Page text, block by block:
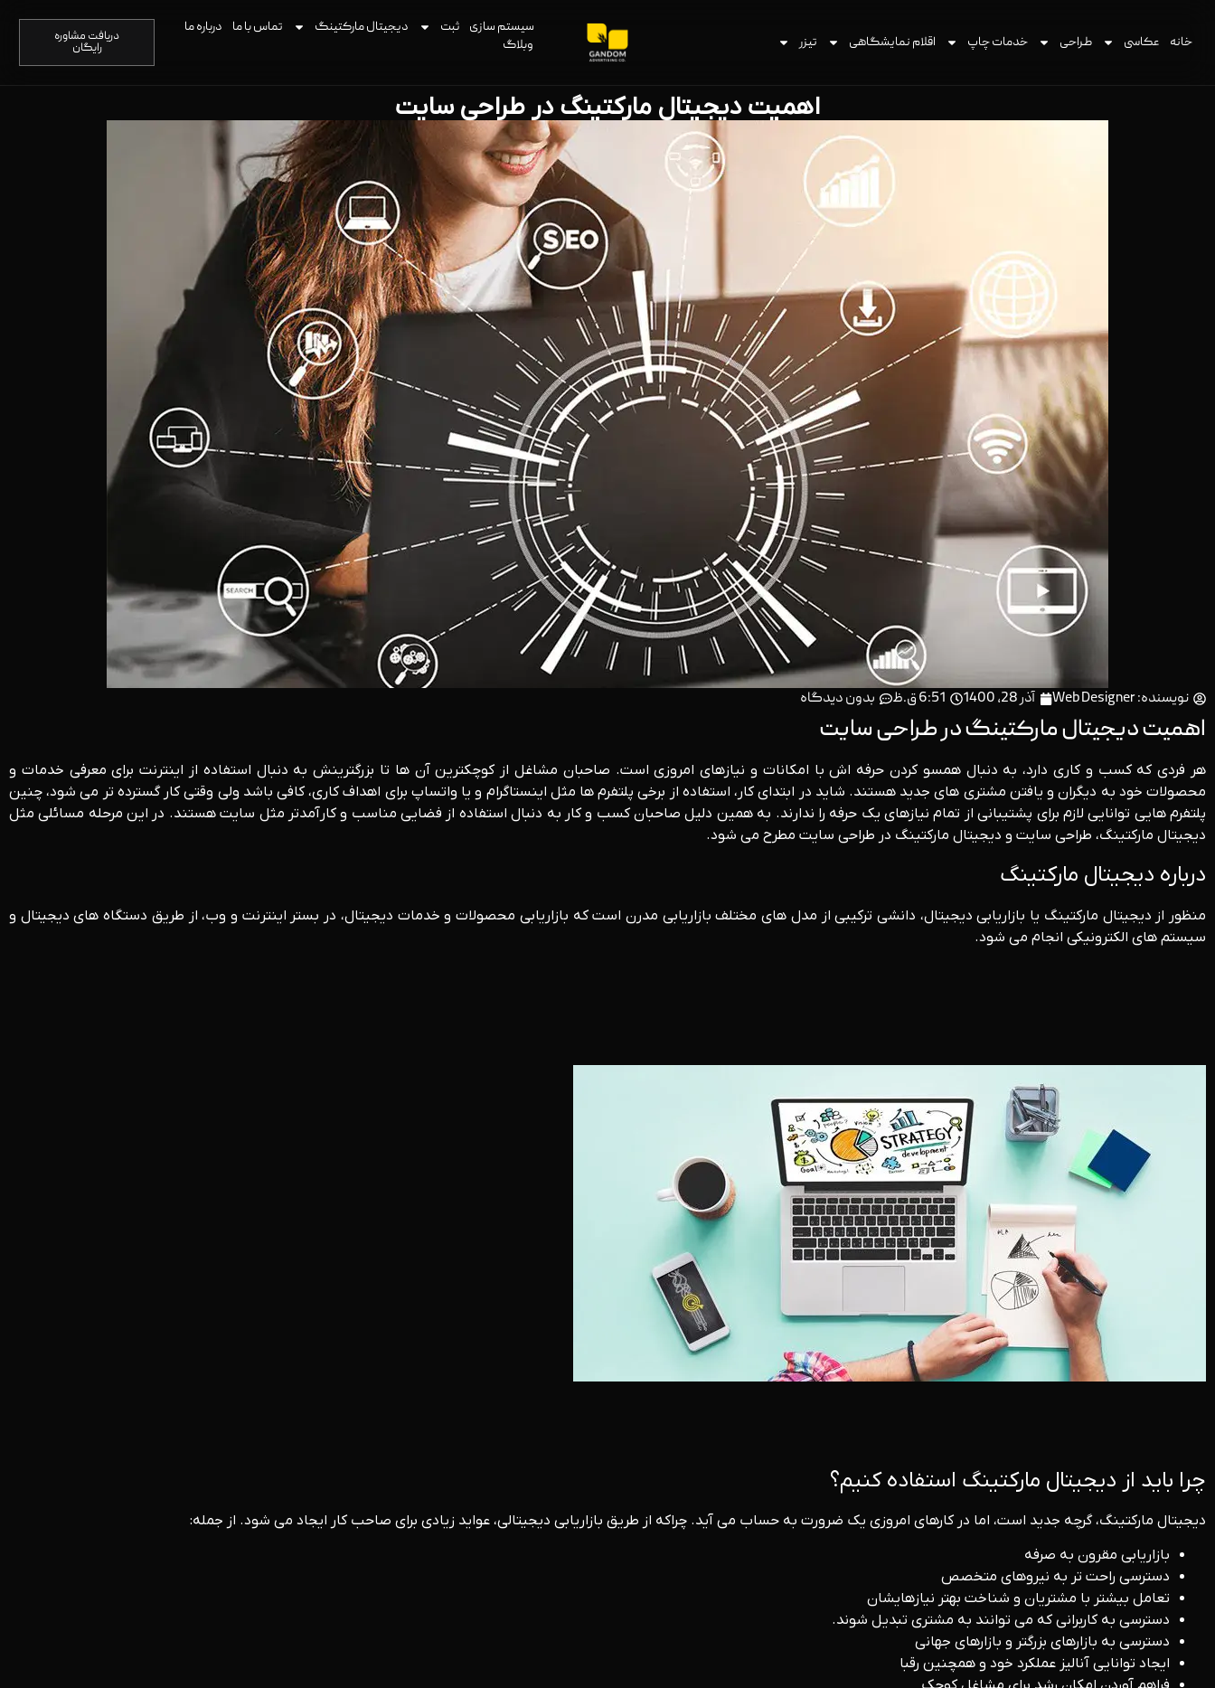
خانه عکاسی طراحی خدمات چاپ اقلام نمایشگاهی تیزر
سیستم سازی ثبت دیجیتال مارکتینگ تماس با ما
درباره ما
وبلاگ
دریافت مشاوره
رایگان
اهمیت دیجیتال مارکتینگ در طراحی سایت
نویسنده: آذر 28, 1400 6:51 ق.ظ بدون دیدگاه
اهمیت دیجیتال مارکتینگ در طراحی سایت
هر فردی که کسب و کاری دارد، به دنبال همسو کردن حرفه اش با امکانات و نیازهای امروزی است. صاحبان مشاغل از کوچکترین آن ها تا بزرگترینش به دنبال استفاده از اینترنت برای معرفی خدمات و
محصولات خود به دیگران و یافتن مشتری های جدید هستند. شاید در ابتدای کار، استفاده از برخی پلتفرم ها مثل اینستاگرام و یا واتساپ برای اهداف کاری، کافی باشد ولی وقتی کار گسترده تر می شود، چنین
پلتفرم هایی توانایی لازم برای پشتیبانی از تمام نیازهای یک حرفه را ندارند. به همین دلیل صاحبان کسب و کار به دنبال استفاده از فضایی مناسب و کارآمدتر مثل سایت هستند. در این مرحله مسائلی مثل
دیجیتال مارکتینگ، طراحی سایت و دیجیتال مارکتینگ در طراحی سایت مطرح می شود.
درباره دیجیتال مارکتینگ
منظور از دیجیتال مارکتینگ یا بازاریابی دیجیتال، دانشی ترکیبی از مدل های مختلف بازاریابی مدرن است که بازاریابی محصولات و خدمات دیجیتال، در بستر اینترنت و وب، از طریق دستگاه های دیجیتال و
سیستم های الکترونیکی انجام می شود.
چرا باید از دیجیتال مارکتینگ استفاده کنیم؟
دیجیتال مارکتینگ، گرچه جدید است، اما در کارهای امروزی یک ضرورت به حساب می آید. چراکه از طریق بازاریابی دیجیتالی، عواید زیادی برای صاحب کار ایجاد می شود. از جمله:
بازاریابی مقرون به صرفه
دسترسی راحت تر به نیروهای متخصص
تعامل بیشتر با مشتریان و شناخت بهتر نیازهایشان
دسترسی به کاربرانی که می توانند به مشتری تبدیل شوند.
دسترسی به بازارهای بزرگتر و بازارهای جهانی
ایجاد توانایی آنالیز عملکرد خود و همچنین رقبا